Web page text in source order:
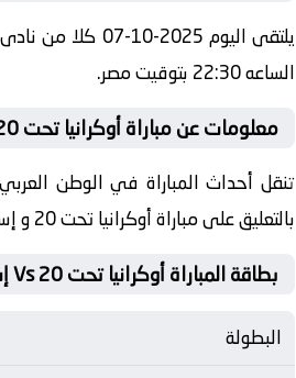
الساعه 22:30 بتوقيت مصر.
معلومات عن مباراة أوكرانيا تحت 20 و إسبانيا تحت 20 2025-10-07
تنقل أحداث المباراة في الوطن
بالتعليق على مباراة أوكرانيا تحت 20 و إسبانيا تحت 20
بطاقة المباراة أوكرانيا تحت 20 Vs إسبانيا تحت 20
البطولة